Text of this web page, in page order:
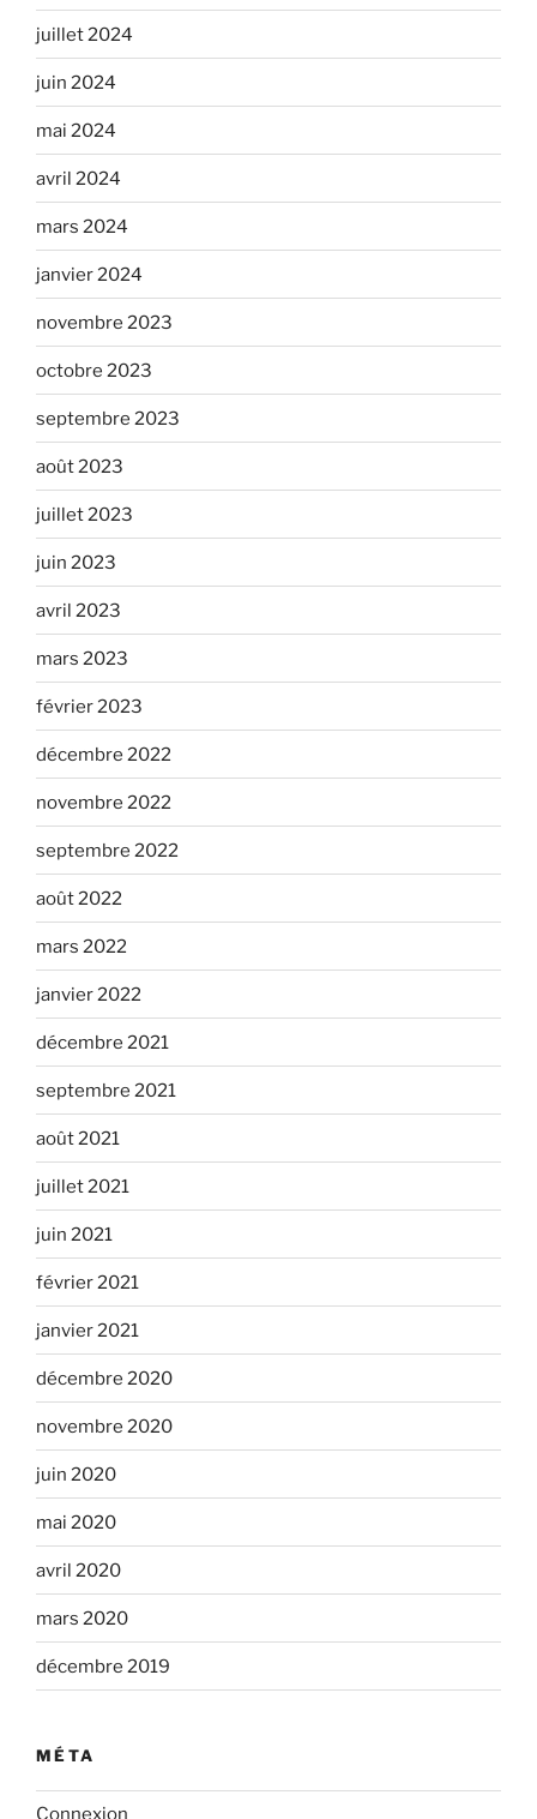
juillet 2024
juin 2024
mai 2024
avril 2024
mars 2024
janvier 2024
novembre 2023
octobre 2023
septembre 2023
août 2023
juillet 2023
juin 2023
avril 2023
mars 2023
février 2023
décembre 2022
novembre 2022
septembre 2022
août 2022
mars 2022
janvier 2022
décembre 2021
septembre 2021
août 2021
juillet 2021
juin 2021
février 2021
janvier 2021
décembre 2020
novembre 2020
juin 2020
mai 2020
avril 2020
mars 2020
décembre 2019
MÉTA
Connexion